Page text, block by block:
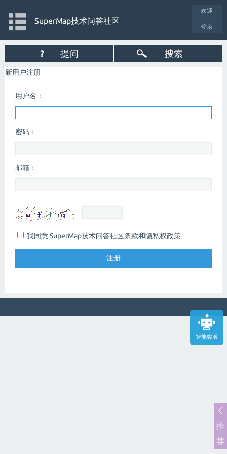
智能客服
欢迎
登录
SuperMap技术问答社区
? 提问 搜索
新用户注册
用户名：
密码：
邮箱：
我同意 SuperMap技术问答社区条款和隐私权政策